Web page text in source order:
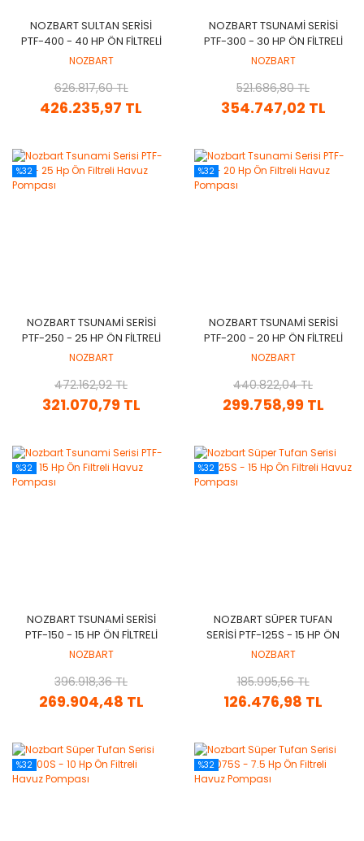
NOZBART SULTAN SERISI
PTF-400 - 40 HP ÖN FILTRELI
HAVUZ POMPASI
NOZBART
426.235,97 TL
626.817,60 TL
NOZBART TSUNAMI SERISI
PTF-300 - 30 HP ÖN FILTRELI
HAVUZ POMPASI
NOZBART
354.747,02 TL
521.686,80 TL
%32
NOZBART TSUNAMI SERISI
PTF-250 - 25 HP ÖN FILTRELI
HAVUZ POMPASI
NOZBART
321.070,79 TL
472.162,92 TL
%32
NOZBART TSUNAMI SERISI
PTF-200 - 20 HP ÖN FILTRELI
HAVUZ POMPASI
NOZBART
299.758,99 TL
440.822,04 TL
%32
NOZBART TSUNAMI SERISI
PTF-150 - 15 HP ÖN FILTRELI
HAVUZ POMPASI
NOZBART
269.904,48 TL
396.918,36 TL
%32
NOZBART SÜPER TUFAN
SERISI PTF-125S - 15 HP ÖN
FILTRELI HAVUZ POMPASI
NOZBART
126.476,98 TL
185.995,56 TL
%32 %32